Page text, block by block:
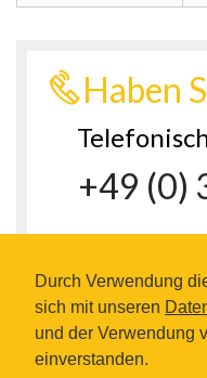
Durch Verwendung
sich mit unseren
und der Verwendung
einverstanden.
Haben
+49 (0)